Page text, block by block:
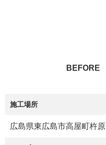
施工場所
広島県東広島市高屋町杵原